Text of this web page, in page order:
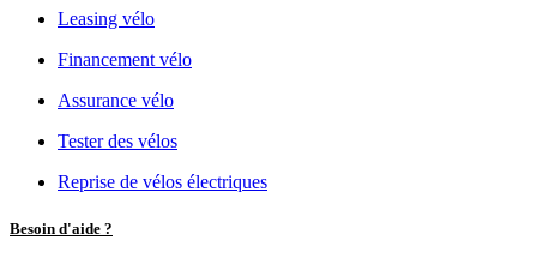
Leasing vélo
Financement vélo
Assurance vélo
Tester des vélos
Reprise de vélos électriques
Besoin d'aide ?